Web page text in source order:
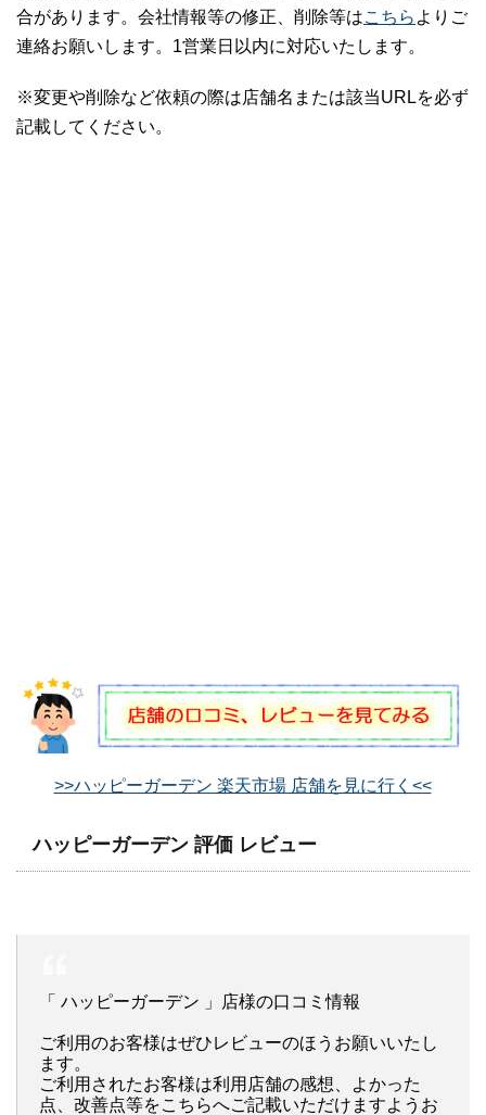
合があります。会社情報等の修正、削除等はこちら よりご
連絡お願いします。1営業日以内に対応いたします。
※変更や削除など依頼の際は店舗名または該当URLを必ず
記載してください。
>>ハッピーガーデン 楽天市場 店舗を見に行く<<
ハッピーガーデン 評価 レビュー
「 ハッピーガーデン 」店様の口コミ情報
ご利用のお客様はぜひレビューのほうお願いいたし
ます。
ご利用されたお客様は利用店舗の感想、よかった
点、改善点等をこちらへご記載いただけますようお